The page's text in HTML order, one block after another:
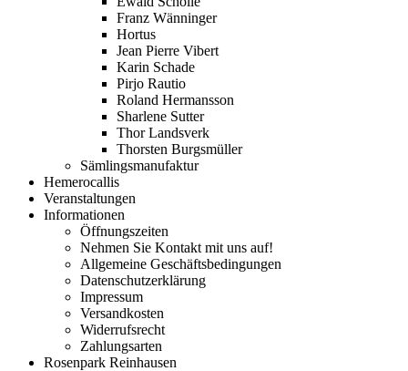
Franz Wänninger
Hortus
Jean Pierre Vibert
Karin Schade
Pirjo Rautio
Roland Hermansson
Sharlene Sutter
Thor Landsverk
Thorsten Burgsmüller
Sämlingsmanufaktur
Hemerocallis
Veranstaltungen
Informationen
Öffnungszeiten
Nehmen Sie Kontakt mit uns auf!
Allgemeine Geschäftsbedingungen
Datenschutzerklärung
Impressum
Versandkosten
Widerrufsrecht
Zahlungsarten
Rosenpark Reinhausen